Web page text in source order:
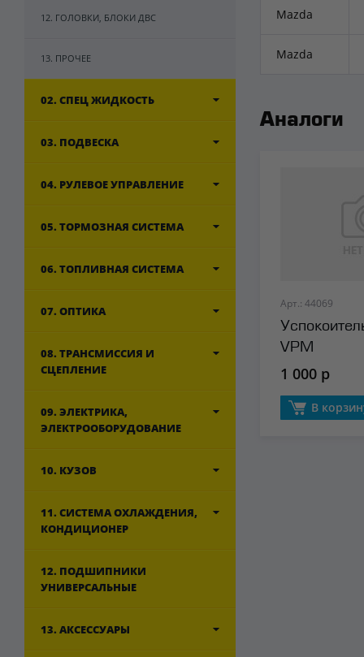
12. ГОЛОВКИ, БЛОКИ ДВС
13. ПРОЧЕЕ
02. СПЕЦ ЖИДКОСТЬ
03. ПОДВЕСКА
04. РУЛЕВОЕ УПРАВЛЕНИЕ
05. ТОРМОЗНАЯ СИСТЕМА
06. ТОПЛИВНАЯ СИСТЕМА
07. ОПТИКА
08. ТРАНСМИССИЯ И
СЦЕПЛЕНИЕ
09. ЭЛЕКТРИКА,
ЭЛЕКТРООБОРУДОВАНИЕ
10. КУЗОВ
11. СИСТЕМА ОХЛАЖДЕНИЯ,
КОНДИЦИОНЕР
12. ПОДШИПНИКИ
УНИВЕРСАЛЬНЫЕ
13. АКСЕССУАРЫ
Mazda
Mazda
Аналоги
Арт.: 44069
VPM
1 000 р
В